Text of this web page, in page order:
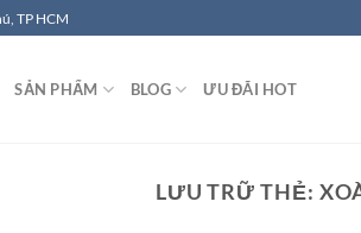
TP HCM
SẢN PHẨM BLOG ƯU ĐÃI HOT
LƯU TRỮ THẺ: